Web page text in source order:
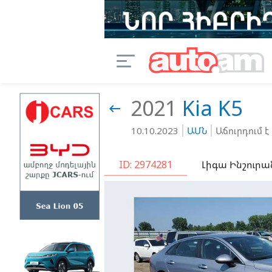
 2021 Kia K5
10.10.2023 ԱՄՆ Աճուրդում է
ID: 2974281 Լիգա